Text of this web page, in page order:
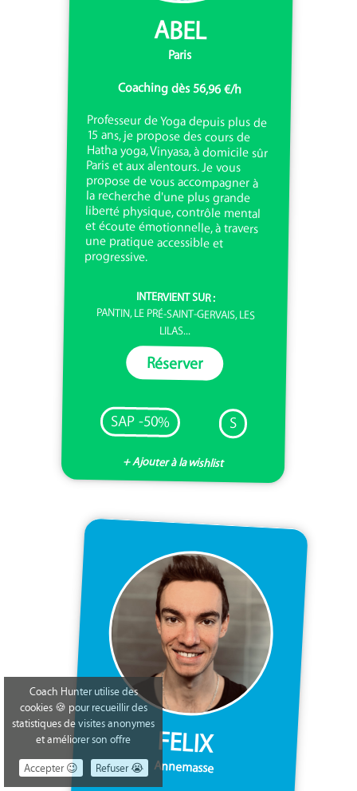
ABEL
Paris
Coaching dès 56,96 €/h
Professeur de Yoga depuis plus de
15 ans, je propose des cours de
Hatha yoga, Vinyasa, à domicile sûr
Paris et aux alentours. Je vous
propose de vous accompagner à
la recherche d'une plus grande
liberté physique, contrôle mental
et écoute émotionnelle, à travers
une pratique accessible et
progressive.
INTERVIENT SUR :
PANTIN, LE PRÉ-SAINT-GERVAIS, LES
LILAS...
Réserver
SAP -50% S
+ Ajouter à la wishlist
FELIX
Annemasse
Coach Hunter utilise des
cookies 🍪 pour recueillir des
statistiques de visites anonymes
et améliorer son offre
Accepter 😉
Refuser 😭